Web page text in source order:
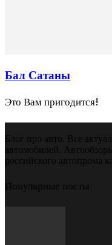
Бал Сатаны
Это Вам пригодится!
Блог про авто. Все
автомобилей.
российского автопрома
Популярные посты